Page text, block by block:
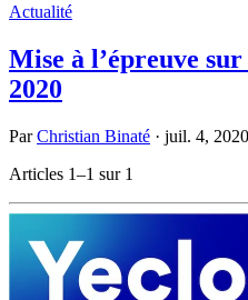
Actualité
Mise à l’épreuve
2020
ParChristian Binaté · juil. 4, 2020
Articles 1–1 sur 1